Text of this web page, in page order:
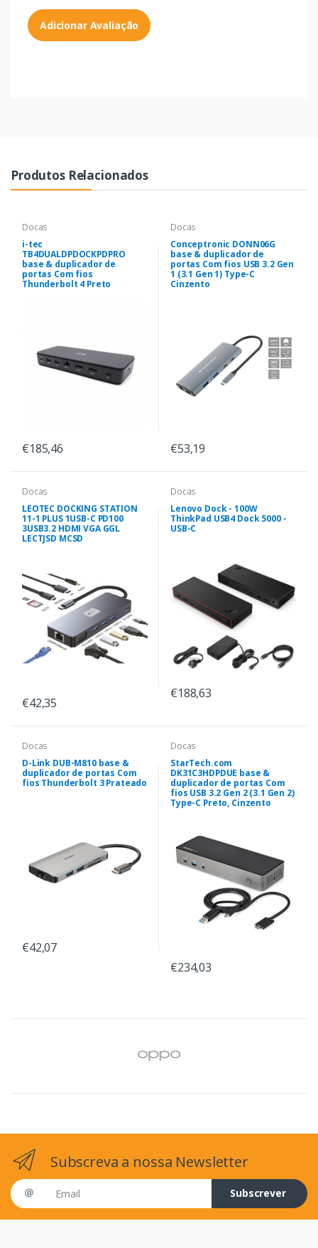
Adicionar Avaliação
Produtos Relacionados
Docas
i-tec
TB4DUALDPDOCKPDPRO
base & duplicador de
portas Com fios
Thunderbolt 4 Preto
€185,46
Docas
Conceptronic DONN06G
base & duplicador de
portas Com fios USB 3.2 Gen
1 (3.1 Gen 1) Type-C
Cinzento
€53,19
Docas
LEOTEC DOCKING STATION
11-1 PLUS 1USB-C PD100
3USB3.2 HDMI VGA GGL
LECTJSD MCSD
€42,35
Docas
Lenovo Dock - 100W
ThinkPad USB4 Dock 5000 -
USB-C
€188,63
Docas
D-Link DUB-M810 base &
duplicador de portas Com
fios Thunderbolt 3 Prateado
€42,07
Docas
StarTech.com
DK31C3HDPDUE base &
duplicador de portas Com
fios USB 3.2 Gen 2 (3.1 Gen 2)
Type-C Preto, Cinzento
€234,03
Subscreva a nossa Newsletter
Email address
Subscrever